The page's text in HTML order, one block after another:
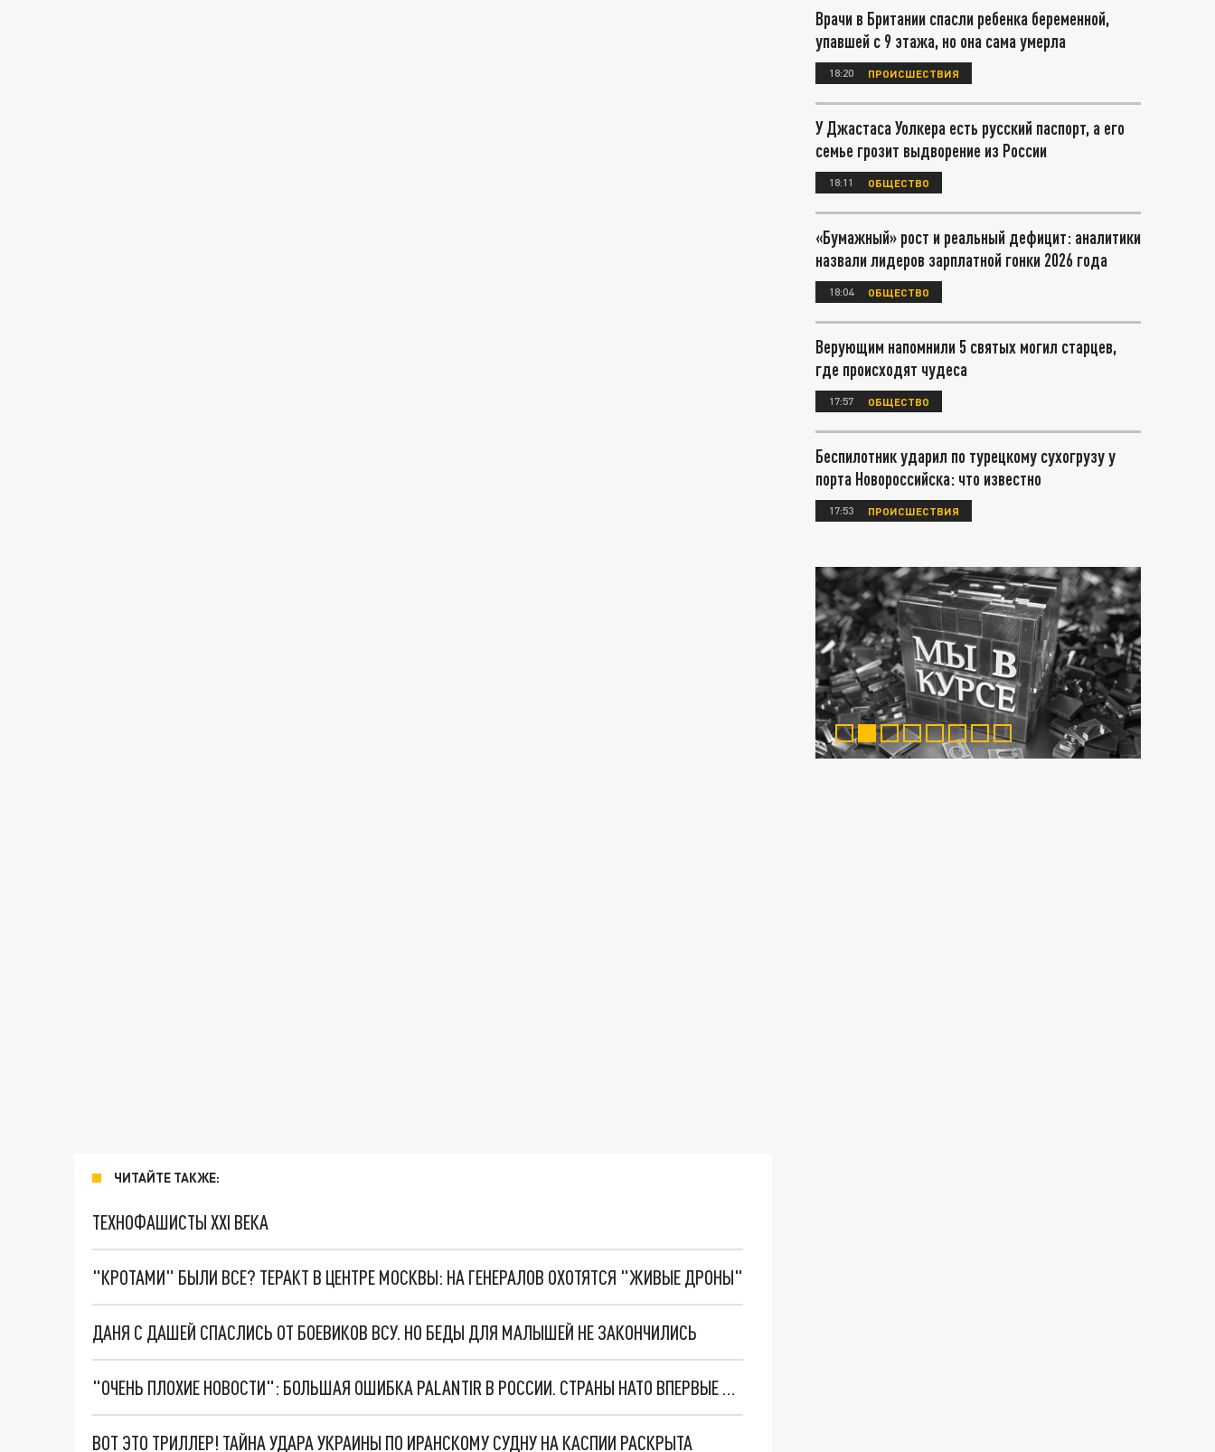
ЧИТАЙТЕ ТАКЖЕ:
ТЕХНОФАШИСТЫ XXI ВЕКА
"КРОТАМИ" БЫЛИ ВСЕ? ТЕРАКТ В ЦЕНТРЕ МОСКВЫ: НА ГЕНЕРАЛОВ ОХОТЯТСЯ "ЖИВЫЕ ДРОНЫ"
ДАНЯ С ДАШЕЙ СПАСЛИСЬ ОТ БОЕВИКОВ ВСУ. НО БЕДЫ ДЛЯ МАЛЫШЕЙ НЕ ЗАКОНЧИЛИСЬ
"ОЧЕНЬ ПЛОХИЕ НОВОСТИ": БОЛЬШАЯ ОШИБКА PALANTIR В РОССИИ. СТРАНЫ НАТО ВПЕРВЫЕ ЗА СВО ОСТАНОВИЛИ ПОСТАВКИ ОРУЖИЯ. ВСУ ТЕРЯЮТ ПРИГРАНИЧЬЕ?
ВОТ ЭТО ТРИЛЛЕР! ТАЙНА УДАРА УКРАИНЫ ПО ИРАНСКОМУ СУДНУ НА КАСПИИ РАСКРЫТА
Врачи в Британии спасли ребенка беременной,
упавшей с 9 этажа, но она сама умерла
18:20 ПРОИСШЕСТВИЯ
У Джастаса Уолкера есть русский паспорт, а его
семье грозит выдворение из России
18:11 ОБЩЕСТВО
«Бумажный» рост и реальный дефицит: аналитики
назвали лидеров зарплатной гонки 2026 года
18:04 ОБЩЕСТВО
Верующим напомнили 5 святых могил старцев,
где происходят чудеса
17:57 ОБЩЕСТВО
Беспилотник ударил по турецкому сухогрузу у
порта Новороссийска: что известно
17:53 ПРОИСШЕСТВИЯ